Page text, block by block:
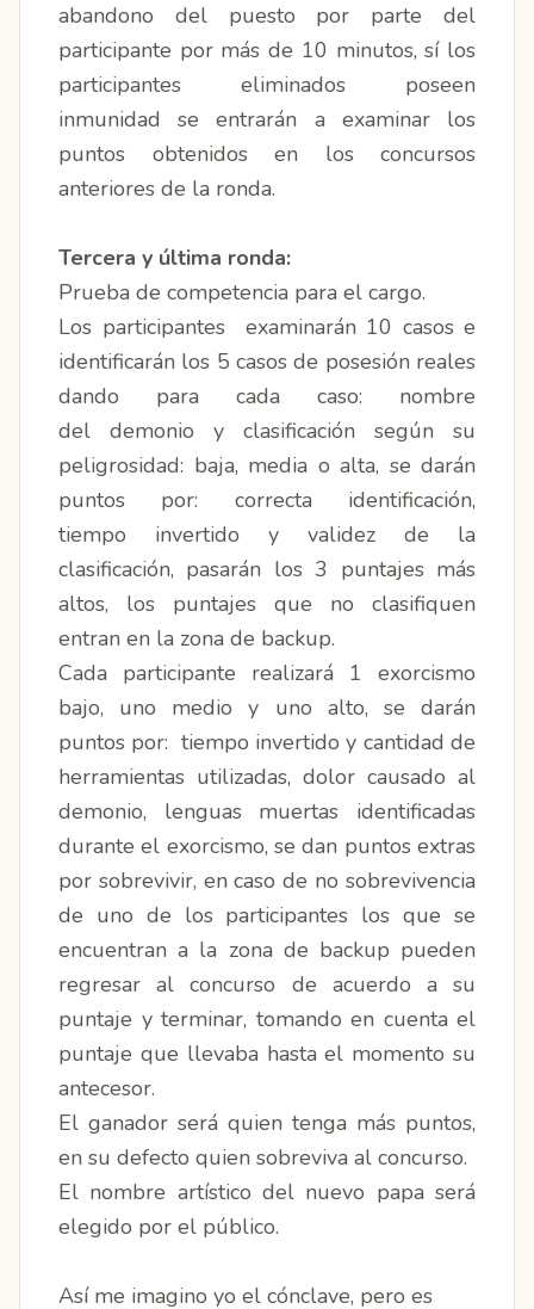
abandono del puesto por parte del
participante por más de 10 minutos, sí los
participantes eliminados poseen
inmunidad se entrarán a examinar los
puntos obtenidos en los concursos
anteriores de la ronda.
Tercera y última ronda:
Prueba de competencia para el cargo.
Los participantes examinarán 10 casos e
identificarán los 5 casos de posesión reales
dando para cada caso: nombre
del demonio y clasificación según su
peligrosidad: baja, media o alta, se darán
puntos por: correcta identificación,
tiempo invertido y validez de la
clasificación, pasarán los 3 puntajes más
altos, los puntajes que no clasifiquen
entran en la zona de backup.
Cada participante realizará 1 exorcismo
bajo, uno medio y uno alto, se darán
puntos por: tiempo invertido y cantidad de
herramientas utilizadas, dolor causado al
demonio, lenguas muertas identificadas
durante el exorcismo, se dan puntos extras
por sobrevivir, en caso de no sobrevivencia
de uno de los participantes los que se
encuentran a la zona de backup pueden
regresar al concurso de acuerdo a su
puntaje y terminar, tomando en cuenta el
puntaje que llevaba hasta el momento su
antecesor.
El ganador será quien tenga más puntos,
en su defecto quien sobreviva al concurso.
El nombre artístico del nuevo papa será
elegido por el público.
Así me imagino yo el cónclave, pero es